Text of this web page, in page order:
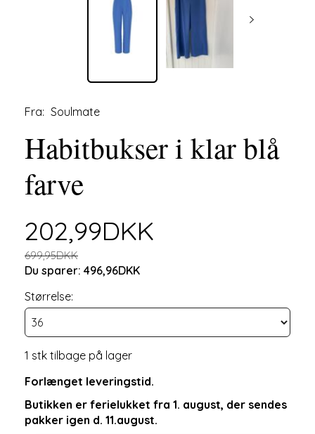
Fra: Soulmate
Habitbukser i klar blå
farve
202,99DKK
699,95DKK
Du sparer: 496,96DKK
Størrelse:
1 stk tilbage på lager
Forlænget leveringstid.
Butikken er ferielukket fra 1. august, der sendes
pakker igen d. 11.august.